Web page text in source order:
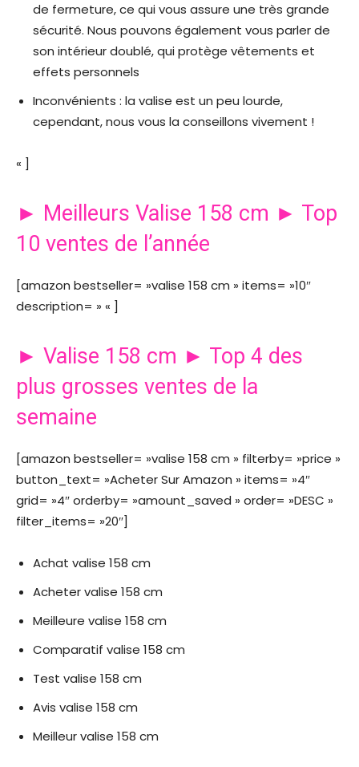
de fermeture, ce qui vous assure une très grande
sécurité. Nous pouvons également vous parler de
son intérieur doublé, qui protège vêtements et
effets personnels
Inconvénients : la valise est un peu lourde,
cependant, nous vous la conseillons vivement !
« ]
► Meilleurs Valise 158 cm ► Top
10 ventes de l’année
[amazon bestseller= »valise 158 cm » items= »10″
description= » « ]
► Valise 158 cm ► Top 4 des
plus grosses ventes de la
semaine
[amazon bestseller= »valise 158 cm » filterby= »price »
button_text= »Acheter Sur Amazon » items= »4″
grid= »4″ orderby= »amount_saved » order= »DESC »
filter_items= »20″]
Achat valise 158 cm
Acheter valise 158 cm
Meilleure valise 158 cm
Comparatif valise 158 cm
Test valise 158 cm
Avis valise 158 cm
Meilleur valise 158 cm